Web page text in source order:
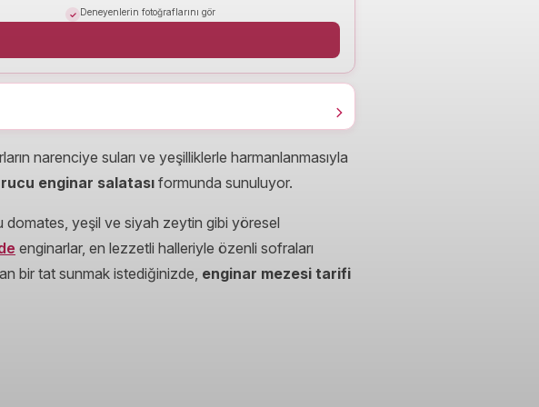
Deneyenlerin fotoğraflarını gör
narenciye suları ve yeşilliklerle harmanlanmasıyla
enginar salatası formunda sunuluyor.
domates, yeşil ve siyah zeytin gibi yöresel
enginarlar, en lezzetli halleriyle özenli sofraları
bir tat sunmak istediğinizde, enginar mezesi tarifi